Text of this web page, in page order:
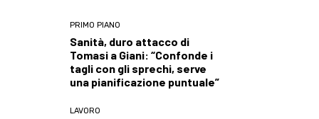
PRIMO PIANO
Sanità, duro attacco di
Tomasi a Giani: “Confonde i
tagli con gli sprechi, serve
una pianificazione puntuale”
LAVORO